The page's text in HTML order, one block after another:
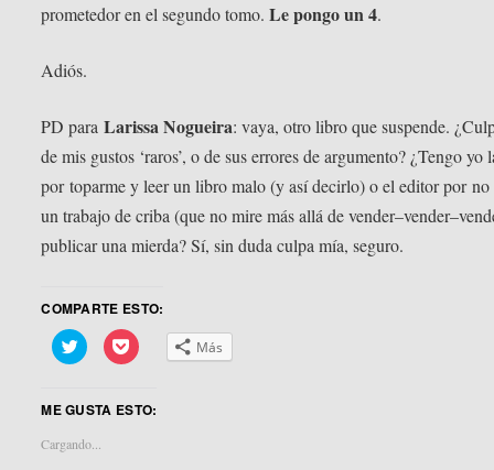
prometedor en el segundo tomo.Le pongo un 4.
Adiós.
PD paraLarissa Nogueira: vaya, otro libro que suspende.
de mis gustos ‘raros’, o de sus errores de argumento? ¿Tengo yo
por toparme y leer un libro malo (y así decirlo) o el editor por no
un trabajo de criba (que no mire más allá de
publicar una mierda? Sí, sin duda culpa mía, seguro.
COMPARTE ESTO:
Haz
clic
Twitter
abre
en
Haz
clic
Pocket
Más
ME GUSTA ESTO:
Cargando...